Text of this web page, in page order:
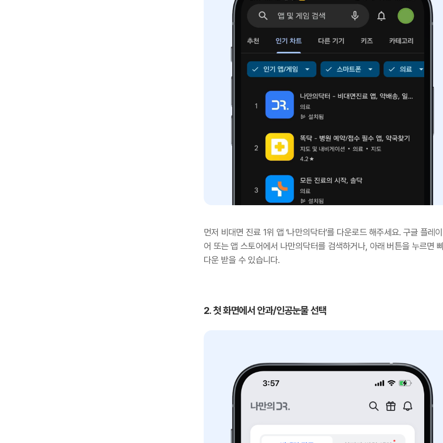
먼저 비대면 진료 1위 앱 ‘나만의닥터’를 다운로드 해주세요. 구글 플레
어 또는 앱 스토어에서 나만의닥터를 검색하거나, 아래 버튼을 누르면
다운 받을 수 있습니다.
2. 첫 화면에서 안과/인공눈물 선택